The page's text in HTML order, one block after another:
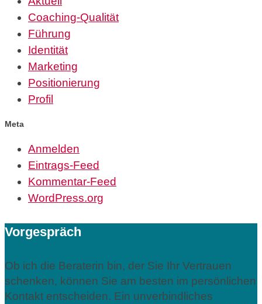
Coaching-Qualität
Führung
Identität
Marketing
Positionierung
Profil
Meta
Anmelden
Eintrags-Feed
Kommentar-Feed
WordPress.org
Vorgespräch
Ob ich die Beraterin bin, der Sie Ihr Vertrauen
schenken, können Sie am besten im persönlichen
Kontakt entscheiden. Ein unverbindliches